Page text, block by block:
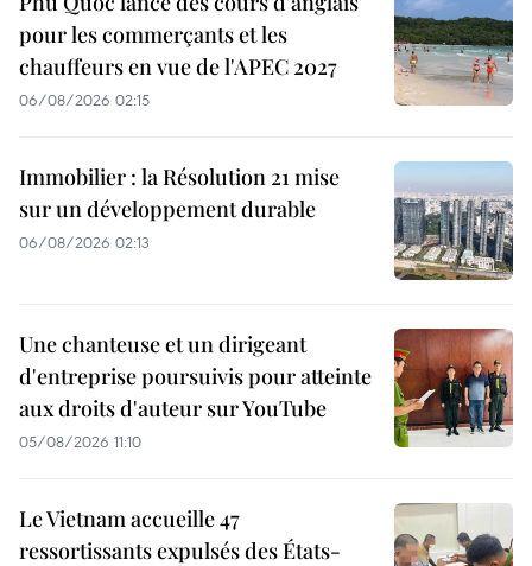
pour les commerçants et les
chauffeurs en vue de l'APEC 2027
06/08/2026 02:15
Immobilier : la Résolution 21 mise
sur un développement durable
06/08/2026 02:13
Une chanteuse et un dirigeant
d'entreprise poursuivis pour atteinte
aux droits d'auteur sur YouTube
05/08/2026 11:10
Le Vietnam accueille 47
ressortissants expulsés des États-